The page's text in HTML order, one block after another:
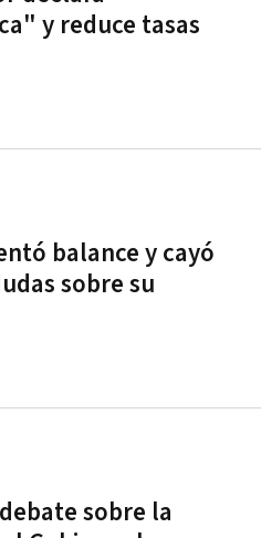
y reduce tasas
balance y cayó
sobre su
sobre la